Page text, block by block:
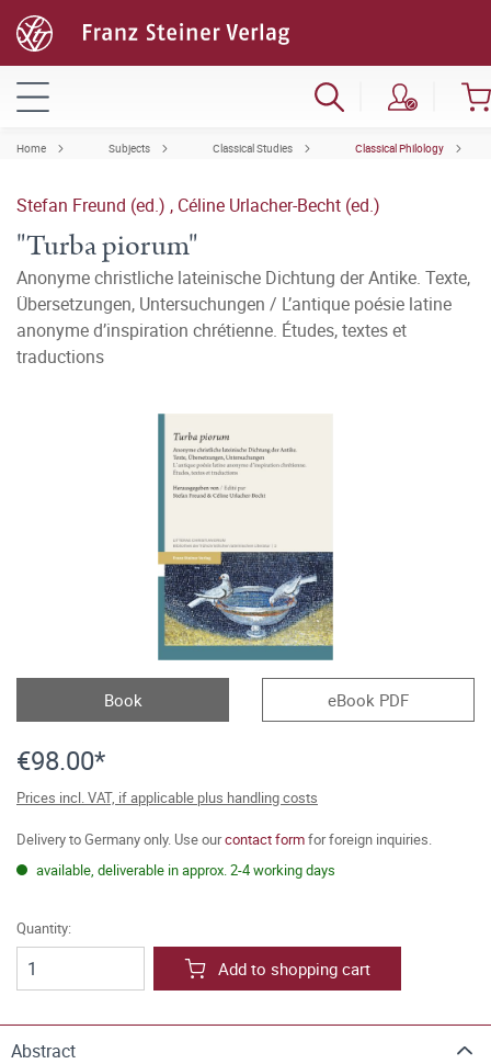
Home Subjects Classical Studies Classical Philology
Stefan Freund (ed.) , Céline Urlacher-Becht (ed.)
"Turba piorum"
Anonyme christliche lateinische Dichtung der Antike. Texte,
Übersetzungen, Untersuchungen / L’antique poésie latine
anonyme d’inspiration chrétienne. Études, textes et
traductions
Book eBook PDF
€98.00*
Prices incl. VAT, if applicable plus handling costs
Delivery to Germany only. Use ourcontact formfor foreign inquiries.
available, deliverable in approx. 2-4 working days
Quantity:
Add to shopping cart
Abstract